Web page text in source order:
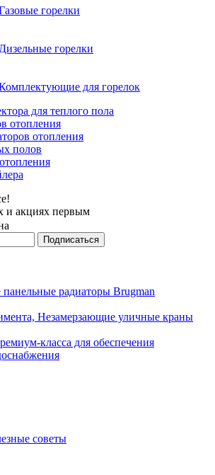
горелки
Дизельные горелки
для горелок
для теплого пола
отопления
отопления
полов
и акциях первым
радиаторы Brugman
Незамерзающие уличные краны
класса для обеспечения
советы